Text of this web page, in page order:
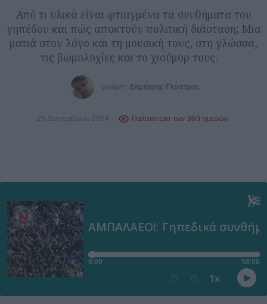
Από τι υλικά είναι φτιαγμένα τα συνθήματα του
γηπέδου και πώς αποκτούν πολιτική διάσταση; Μια
ματιά στον λόγο και τη μουσική τους, στη γλώσσα,
τις βωμολοχίες και το χιούμορ τους.
γράφει: Δημήτρης Γλύστρας
25 Σεπτεμβρίου 2024 Παλαιότερο των 360 ημερών